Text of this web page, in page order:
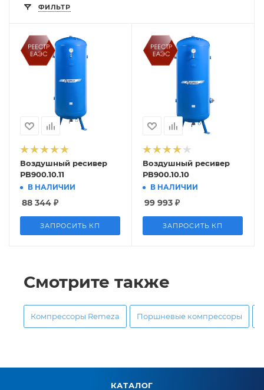
ФИЛЬТР
Воздушный ресивер
РВ900.10.11
В НАЛИЧИИ
88 344 ₽
ЗАПРОСИТЬ КП
Воздушный ресивер
РВ900.10.10
В НАЛИЧИИ
99 993 ₽
ЗАПРОСИТЬ КП
Смотрите также
Компрессоры Remeza Поршневые компрессоры
КАТАЛОГ